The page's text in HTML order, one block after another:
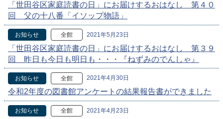
「世田谷区家庭読書の日」にお届けするおはなし 第４０
回 父の十八番「イソップ物語」
お知らせ 全館 2021年5月23日
「世田谷区家庭読書の日」にお届けするおはなし 第３９
回 昨日も今日も明日も・・・『ねずみのでんしゃ』
お知らせ 全館 2021年4月30日
令和2年度の図書館アンケートの結果報告書ができました
お知らせ 全館 2021年4月23日